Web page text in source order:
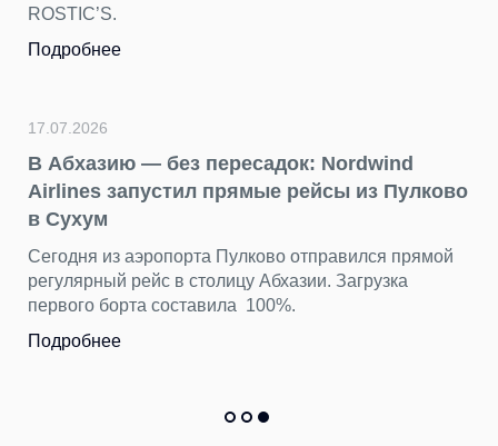
ROSTIC’S.
Подробнее
17.07.2026
В Абхазию — без пересадок: Nordwind
Airlines запустил прямые рейсы из Пулково
в Сухум
Сегодня из аэропорта Пулково отправился прямой
регулярный рейс в столицу Абхазии. Загрузка
первого борта составила 100%.
Подробнее